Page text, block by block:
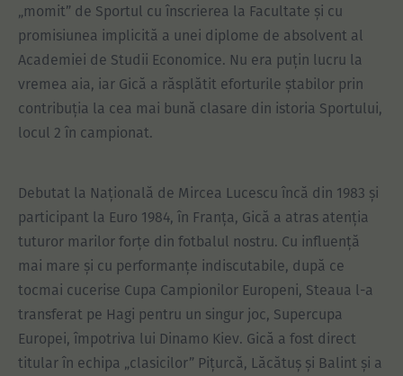
„momit” de Sportul cu înscrierea la Facultate și cu
promisiunea implicită a unei diplome de absolvent al
Academiei de Studii Economice. Nu era puțin lucru la
vremea aia, iar Gică a răsplătit eforturile ștabilor prin
contribuția la cea mai bună clasare din istoria Sportului,
locul 2 în campionat.
Debutat la Națională de Mircea Lucescu încă din 1983 și
participant la Euro 1984, în Franța, Gică a atras atenția
tuturor marilor forțe din fotbalul nostru. Cu influență
mai mare și cu performanțe indiscutabile, după ce
tocmai cucerise Cupa Campionilor Europeni, Steaua l-a
transferat pe Hagi pentru un singur joc, Supercupa
Europei, împotriva lui Dinamo Kiev. Gică a fost direct
titular în echipa „clasicilor” Pițurcă, Lăcătuș și Balint și a